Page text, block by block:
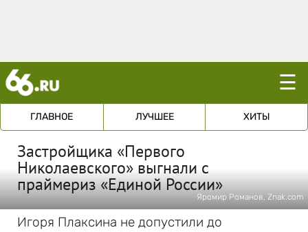
☰
ГЛАВНОЕ ЛУЧШЕЕ ХИТЫ
Застройщика «Первого
Николаевского» выгнали с
праймериз «Единой России»
Яромир Романов, Znak.com
Игоря Плаксина не допустили до